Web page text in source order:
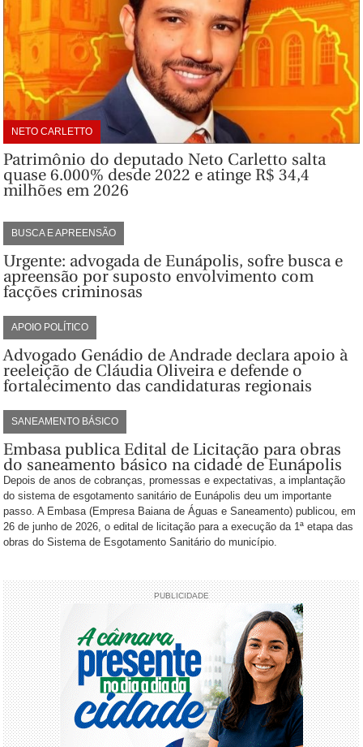
NETO CARLETTO
Patrimônio do deputado Neto Carletto salta
quase 6.000% desde 2022 e atinge R$ 34,4
milhões em 2026
BUSCA E APREENSÃO
Urgente: advogada de Eunápolis, sofre busca e
apreensão por suposto envolvimento com
facções criminosas
APOIO POLÍTICO
Advogado Genádio de Andrade declara apoio à
reeleição de Cláudia Oliveira e defende o
fortalecimento das candidaturas regionais
SANEAMENTO BÁSICO
Embasa publica Edital de Licitação para obras
do saneamento básico na cidade de Eunápolis
Depois de anos de cobranças, promessas e expectativas, a implantação
do sistema de esgotamento sanitário de Eunápolis deu um importante
passo. A Embasa (Empresa Baiana de Águas e Saneamento) publicou, em
26 de junho de 2026, o edital de licitação para a execução da 1ª etapa das
obras do Sistema de Esgotamento Sanitário do município.
PUBLICIDADE